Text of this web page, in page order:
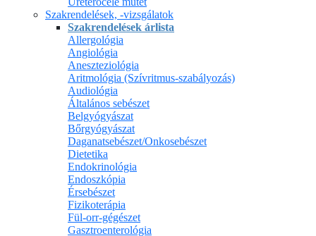
Szakrendelések, -vizsgálatok
Szakrendelések árlista
Allergológia
Angiológia
Aneszteziológia
Aritmológia (Szívritmus-szabályozás)
Audiológia
Általános sebészet
Belgyógyászat
Bőrgyógyászat
Daganatsebészet/Onkosebészet
Dietetika
Endokrinológia
Endoszkópia
Érsebészet
Fizikoterápia
Fül-orr-gégészet
Gasztroenterológia